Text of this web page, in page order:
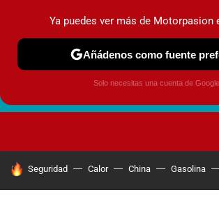
HOY SE HABLA DE
Seguridad Calor China Gasolina
Ya puedes ver más de Motorpasion
Añádenos como fuente
Solo necesitas una cuenta de Google